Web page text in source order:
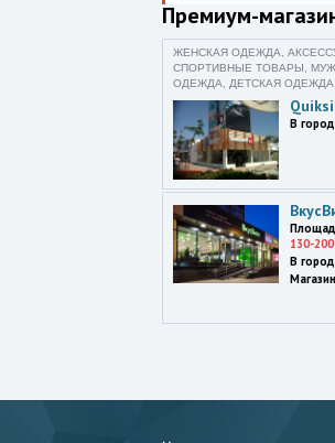
Премиум-
ЖЕНСКАЯ ОДЕЖДА,
СПОРТИВНЫЕ ТОВАРЫ,
ОДЕЖДА, ДЕТСКАЯ
В
130-
В